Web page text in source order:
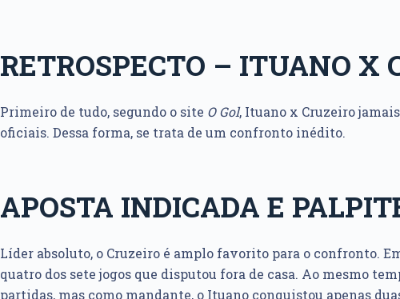
RETROSPECTO – ITUANO X
Primeiro de tudo, segundo o site O Gol, Ituano x Cruzeiro
oficiais. Dessa forma, se trata de um confronto inédito.
APOSTA INDICADA E
Líder absoluto, o Cruzeiro é amplo favorito para o confronto.
quatro dos sete jogos que disputou fora de casa. Ao mesmo
partidas, mas como mandante, o Ituano conquistou apenas